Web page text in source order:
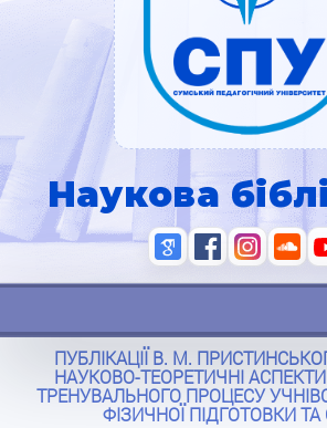
Наукова
ПУБЛІКАЦІЇ В. М.
НАУКОВО-ТЕОРЕТИЧНІ
ТРЕНУВАЛЬНОГО ПРОЦЕСУ
ФІЗИЧНОЇ ПІДГОТОВКИ